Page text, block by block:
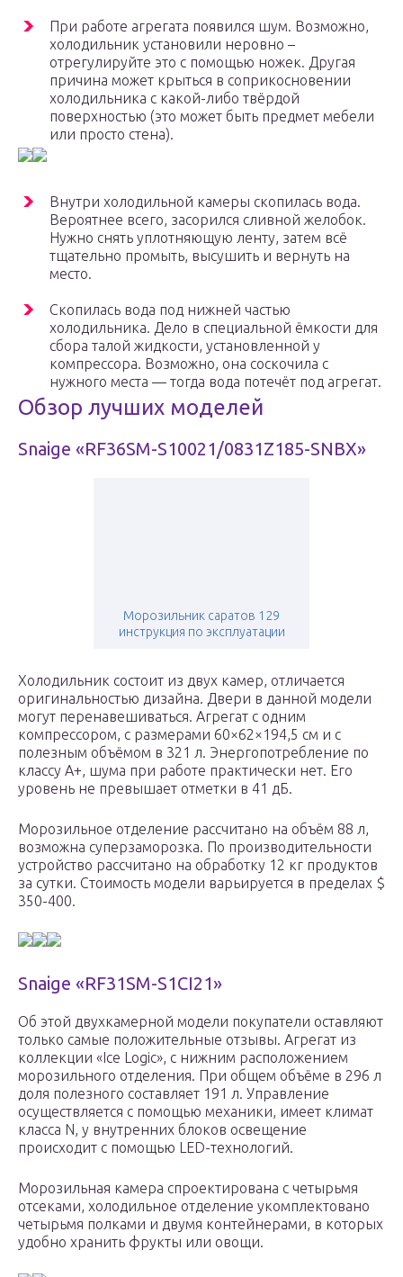
При работе агрегата появился шум. Возможно,
холодильник установили неровно –
отрегулируйте это с помощью ножек. Другая
причина может крыться в соприкосновении
холодильника с какой-либо твёрдой
поверхностью (это может быть предмет мебели
или просто стена).
Внутри холодильной камеры скопилась вода.
Вероятнее всего, засорился сливной желобок.
Нужно снять уплотняющую ленту, затем всё
тщательно промыть, высушить и вернуть на
место.
Скопилась вода под нижней частью
холодильника. Дело в специальной ёмкости для
сбора талой жидкости, установленной у
компрессора. Возможно, она соскочила с
нужного места — тогда вода потечёт под агрегат.
Обзор лучших моделей
Snaige «RF36SM-S10021/0831Z185-SNBX»
Морозильник саратов 129
инструкция по эксплуатации
Холодильник состоит из двух камер, отличается
оригинальностью дизайна. Двери в данной модели
могут перенавешиваться. Агрегат с одним
компрессором, с размерами 60×62×194,5 см и с
полезным объёмом в 321 л. Энергопотребление по
классу А+, шума при работе практически нет. Его
уровень не превышает отметки в 41 дБ.
Морозильное отделение рассчитано на объём 88 л,
возможна суперзаморозка. По производительности
устройство рассчитано на обработку 12 кг продуктов
за сутки. Стоимость модели варьируется в пределах $
350-400.
Snaige «RF31SM-S1CI21»
Об этой двухкамерной модели покупатели оставляют
только самые положительные отзывы. Агрегат из
коллекции «Ice Logic», с нижним расположением
морозильного отделения. При общем объёме в 296 л
доля полезного составляет 191 л. Управление
осуществляется с помощью механики, имеет климат
класса N, у внутренних блоков освещение
происходит с помощью LED-технологий.
Морозильная камера спроектирована с четырьмя
отсеками, холодильное отделение укомплектовано
четырьмя полками и двумя контейнерами, в которых
удобно хранить фрукты или овощи.